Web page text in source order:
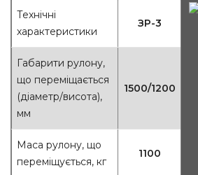
Технічні
характеристики
ЗР-3
Габарити рулону,
що переміщається
(діаметр/висота),
мм
1500/1200
Маса рулону, що
переміщується, кг
1100